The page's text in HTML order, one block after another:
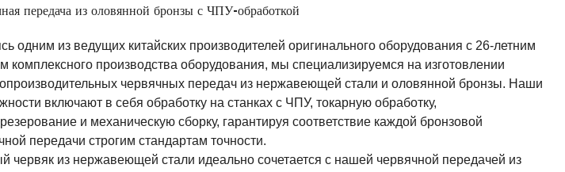
передача из оловянной бронзы с ЧПУ-обработкой
одним из ведущих китайских производителей оригинального оборудования с 26-летним
комплексного производства оборудования, мы специализируемся на изготовлении
червячных передач из нержавеющей стали и оловянной бронзы. Наши
включают в себя обработку на станках с ЧПУ, токарную обработку,
и механическую сборку, гарантируя соответствие каждой бронзовой
передачи строгим стандартам точности.
червяк из нержавеющей стали идеально сочетается с нашей червячной передачей из